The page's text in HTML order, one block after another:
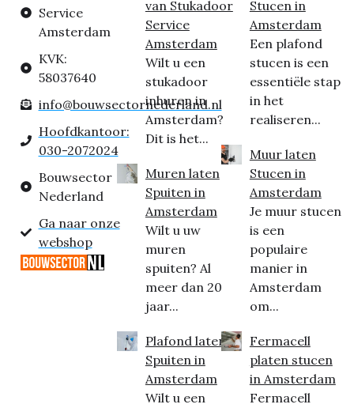
Service
Amsterdam
KVK:
58037640
info@bouwsectornederland.nl
Hoofdkantoor:
030-2072024
Bouwsector
Nederland
Ga naar onze
webshop
van Stukadoor
Service
Amsterdam
Wilt u een
stukadoor
inhuren in
Amsterdam?
Dit is het...
Muren laten
Spuiten in
Amsterdam
Wilt u uw
muren
spuiten? Al
meer dan 20
jaar...
Plafond laten
Spuiten in
Amsterdam
Wilt u een
Stucen in
Amsterdam
Een plafond
stucen is een
essentiële stap
in het
realiseren...
Muur laten
Stucen in
Amsterdam
Je muur stucen
is een
populaire
manier in
Amsterdam
om...
Fermacell
platen stucen
in Amsterdam
Fermacell